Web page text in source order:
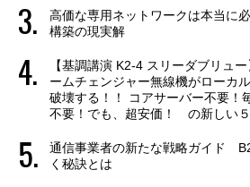
高価な専用ネットワークは本当に
構築の現実解
【基調講演 K2-4 スリーダブリュ
ームチェンジャー無線機がローカ
破壊する！！ コアサーバー不要！
不要！でも、超安価！ の新しい
通信事業者の新たな戦略ガイド
く秘訣とは